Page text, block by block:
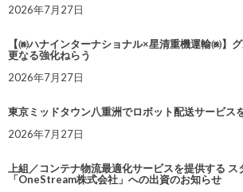
2026年7月27日
【㈱ハナインターナショナル×星清重機運輸㈱】
更なる強化ねらう
2026年7月27日
東京ミッドタウン八重洲でロボット配送サービス
2026年7月27日
上組／コンテナ物流最適化サービスを提供する
「OneStream株式会社」への出資のお知らせ